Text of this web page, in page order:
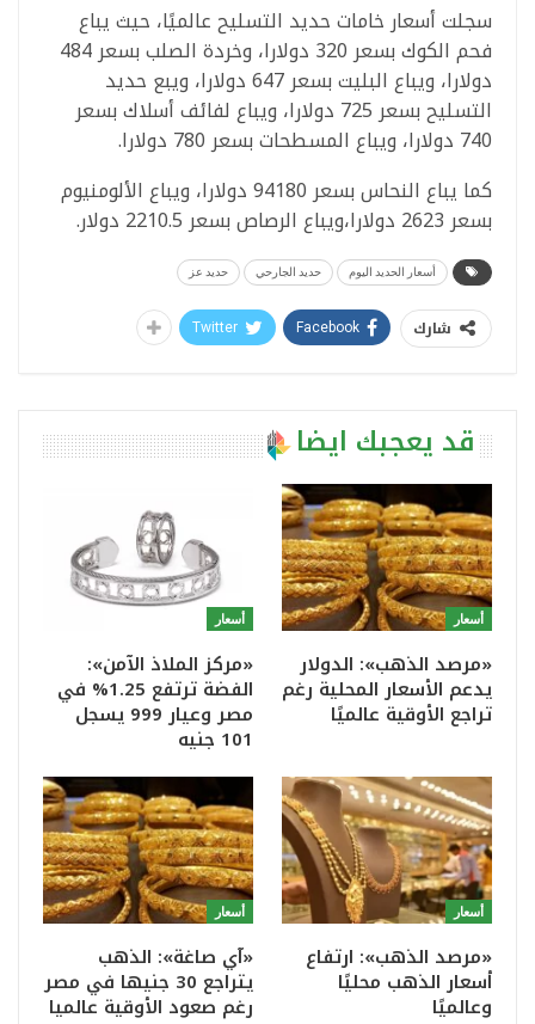
سجلت أسعار خامات حديد التسليح عالميًا، حيث يباع
فحم الكوك بسعر 320 دولارا، وخردة الصلب بسعر 484
دولارا، ويباع البليت بسعر 647 دولارا، ويبع حديد
التسليح بسعر 725 دولارا، ويباع لفائف أسلاك بسعر
740 دولارا، ويباع المسطحات بسعر 780 دولارا.
كما يباع النحاس بسعر 94180 دولارا، ويباع الألومنيوم
بسعر 2623 دولارا،ويباع الرصاص بسعر 2210.5 دولار.
أسعار الحديد اليوم حديد الجارحي حديد عز
شارك Facebook
Twitter
قد يعجبك ايضا
أسعار
«مرصد الذهب»: الدولار
يدعم الأسعار المحلية رغم
تراجع الأوقية عالميًا
أسعار
«مركز الملاذ الآمن»:
الفضة ترتفع 1.25% في
مصر وعيار 999 يسجل
101 جنيه
أسعار
«مرصد الذهب»: ارتفاع
أسعار الذهب محليًا
وعالميًا
أسعار
«آي صاغة»: الذهب
يتراجع 30 جنيها في مصر
رغم صعود الأوقية عالميا